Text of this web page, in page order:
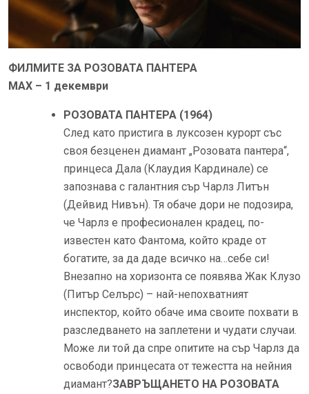
ФИЛМИТЕ ЗА РОЗОВАТА ПАНТЕРА
MAX – 1 декември
РОЗОВАТА ПАНТЕРА (1964)
След като пристига в луксозен курорт със
своя безценен диамант „Розовата пантера“,
принцеса Дала (Клаудия Кардинале) се
запознава с галантния сър Чарлз Литън
(Дейвид Нивън). Тя обаче дори не подозира,
че Чарлз е професионален крадец, по-
известен като Фантома, който краде от
богатите, за да даде всичко на…себе си!
Внезапно на хоризонта се появява Жак Клузо
(Питър Селърс) – най-непохватният
инспектор, който обаче има своите похвати в
разследването на заплетени и чудати случаи.
Може ли той да спре опитите на сър Чарлз да
освободи принцесата от тежестта на нейния
диамант?ЗАВРЪЩАНЕТО НА РОЗОВАТА